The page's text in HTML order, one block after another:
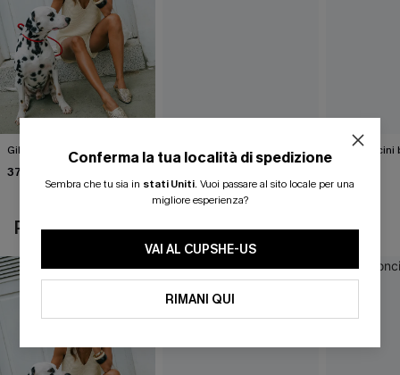
Gilet beige Break the Ice
37,00 €
Top in maglia con motivo
astratto Sightsee
40,00 € 37,00 €
POTREBBE INTERESSARTI ANCHE
Conferma la tua località di spedizione
Sembra che tu sia in stati Uniti. Vuoi passare al sito locale per una
migliore esperienza?
VAI AL CUPSHE-US
RIMANI QUI